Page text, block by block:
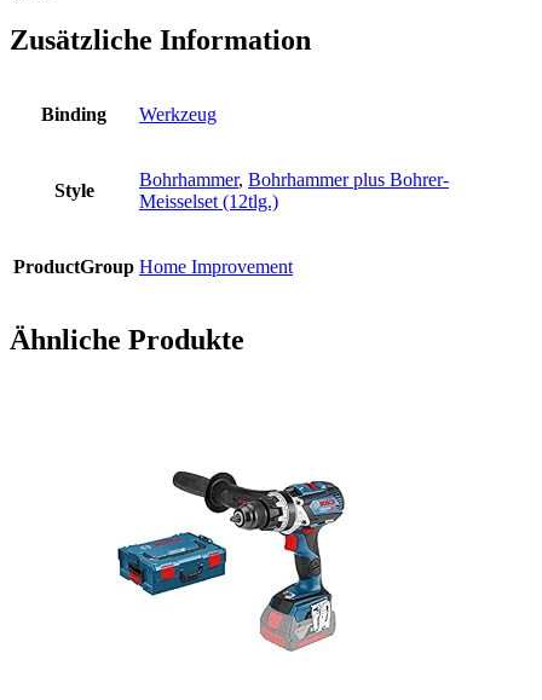
Zusätzliche Information
Binding Werkzeug
Style
Bohrhammer, Bohrhammer plus Bohrer-
Meisselset (12tlg.)
ProductGroup Home Improvement
Ähnliche Produkte